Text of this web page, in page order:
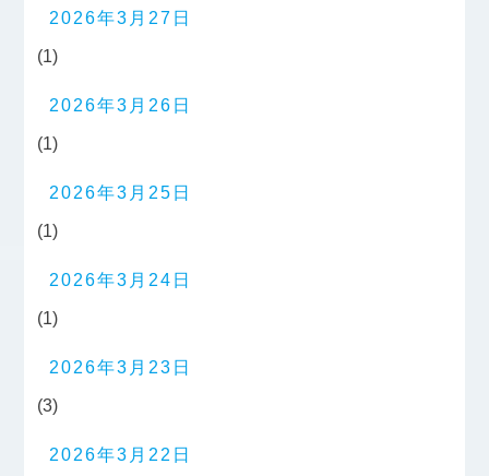
2026年3月27日
(1)
2026年3月26日
(1)
2026年3月25日
(1)
2026年3月24日
(1)
2026年3月23日
(3)
2026年3月22日